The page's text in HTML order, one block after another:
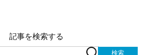
記事を検索する